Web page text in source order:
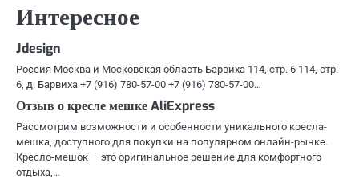
записям
Интересное
Jdesign
Россия Москва и Московская область Барвиха 114, стр. 6 114, стр.
6, д. Барвиха +7 (916) 780-57-00 +7 (916) 780-57-00…
Отзыв о кресле мешке AliExpress
Рассмотрим возможности и особенности уникального кресла-
мешка, доступного для покупки на популярном онлайн-рынке.
Кресло-мешок — это оригинальное решение для комфортного
отдыха,…